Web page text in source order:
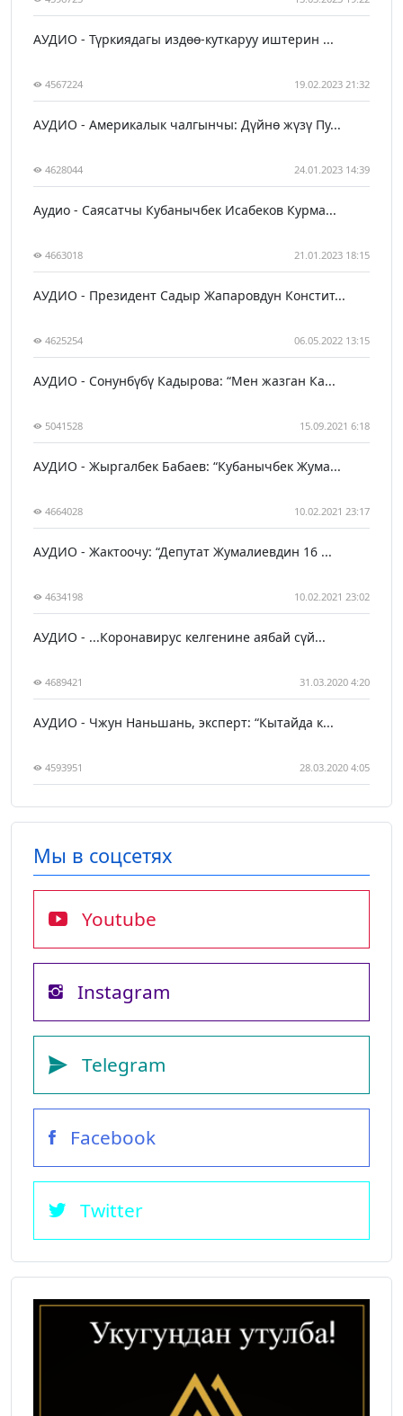
АУДИО - Түркиядагы издөө-куткаруу иштерин ...
4567224 19.02.2023 21:32
АУДИО - Америкалык чалгынчы: Дүйнө жүзү Пу...
4628044 24.01.2023 14:39
Аудио - Саясатчы Кубанычбек Исабеков Курма...
4663018 21.01.2023 18:15
АУДИО - Президент Садыр Жапаровдун Констит...
4625254 06.05.2022 13:15
АУДИО - Сонунбүбү Кадырова: “Мен жазган Ка...
5041528 15.09.2021 6:18
АУДИО - Жыргалбек Бабаев: “Кубанычбек Жума...
4664028 10.02.2021 23:17
АУДИО - Жактоочу: “Депутат Жумалиевдин 16 ...
4634198 10.02.2021 23:02
АУДИО - ...Коронавирус келгенине аябай сүй...
4689421 31.03.2020 4:20
АУДИО - Чжун Наньшань, эксперт: “Кытайда к...
4593951 28.03.2020 4:05
Мы в соцсетях
Youtube
Instagram
Telegram
Facebook
Twitter